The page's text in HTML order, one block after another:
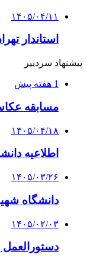
۱۴۰۵/۰۴/۱۱
استاندار
پیشنهاد سردبیر
1 هفته پیش
مسابقه
۱۴۰۵/۰۴/۱۸
اطلاعیه
۱۴۰۵/۰۳/۲۶
دانشگاه شهید بهشتی
۱۴۰۵/۰۲/۰۳
دستورالعمل